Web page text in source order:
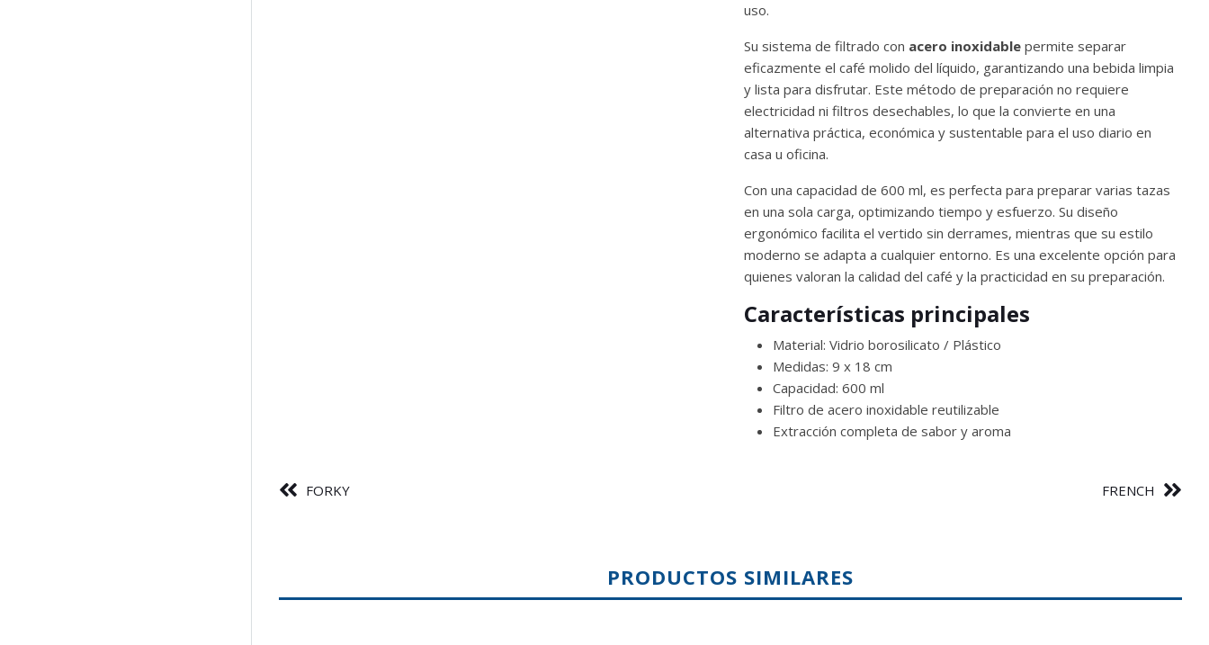
uso.
Su sistema de filtrado con acero inoxidable permite separar
eficazmente el café molido del líquido, garantizando una bebida limpia
y lista para disfrutar. Este método de preparación no requiere
electricidad ni filtros desechables, lo que la convierte en una
alternativa práctica, económica y sustentable para el uso diario en
casa u oficina.
Con una capacidad de 600 ml, es perfecta para preparar varias tazas
en una sola carga, optimizando tiempo y esfuerzo. Su diseño
ergonómico facilita el vertido sin derrames, mientras que su estilo
moderno se adapta a cualquier entorno. Es una excelente opción para
quienes valoran la calidad del café y la practicidad en su preparación.
Características principales
Material: Vidrio borosilicato / Plástico
Medidas: 9 x 18 cm
Capacidad: 600 ml
Filtro de acero inoxidable reutilizable
Extracción completa de sabor y aroma
FORKY FRENCH
PRODUCTOS SIMILARES